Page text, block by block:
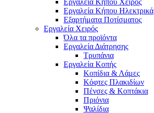
Εργαλεία Κήπου Ηλεκτρικά
Εξαρτήματα Ποτίσματος
Εργαλεία Χειρός
Όλα τα προϊόντα
Εργαλεία Διάτρησης
Τρυπάνια
Εργαλεία Κοπής
Κοπίδια & Λάμες
Κόφτες Πλακιδίων
Πένσες & Κοπτάκια
Πριόνια
Ψαλίδια